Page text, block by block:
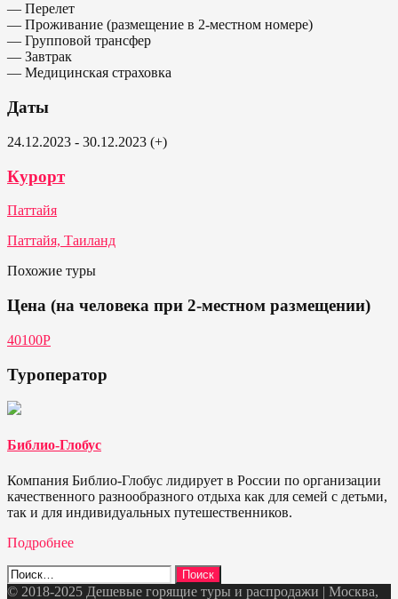
— Перелет
— Проживание (размещение в 2-местном номере)
— Групповой трансфер
— Завтрак
— Медицинская страховка
Даты
24.12.2023 - 30.12.2023 (+)
Курорт
Паттайя
Паттайя, Таиланд
Похожие туры
Цена (на человека при 2-местном размещении)
40100Р
Туроператор
Библио-Глобус
Компания Библио-Глобус лидирует в России по организации
качественного разнообразного отдыха как для семей с детьми,
так и для индивидуальных путешественников.
Подробнее
Найти:
© 2018-2025 Дешевые горящие туры и распродажи | Москва,